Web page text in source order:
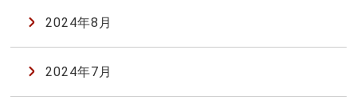
2024年8月
2024年7月